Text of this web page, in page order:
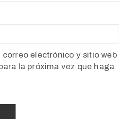
correo electrónico y sitio web
la próxima vez que haga